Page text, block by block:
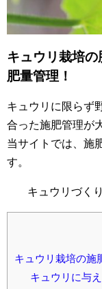
キュウリ栽培
肥量管理！
キュウリに限らず
合った施肥管理が
当サイトでは、施
す。
キュウリづく
キュウリ栽培の施
キュウリに与